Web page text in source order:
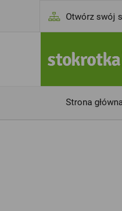
Otwórz swój
Strona